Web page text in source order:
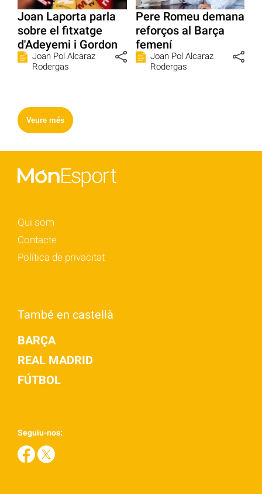
Joan Laporta parla
sobre el fitxatge
d'Adeyemi i Gordon
Joan Pol Alcaraz
Rodergas
Pere Romeu demana
reforços al Barça
femení
Joan Pol Alcaraz
Rodergas
Veure més
Qui som
Contacte
Política de privacitat
També en castellà
BARÇA
REAL MADRID
FÚTBOL
Seguiu-nos: